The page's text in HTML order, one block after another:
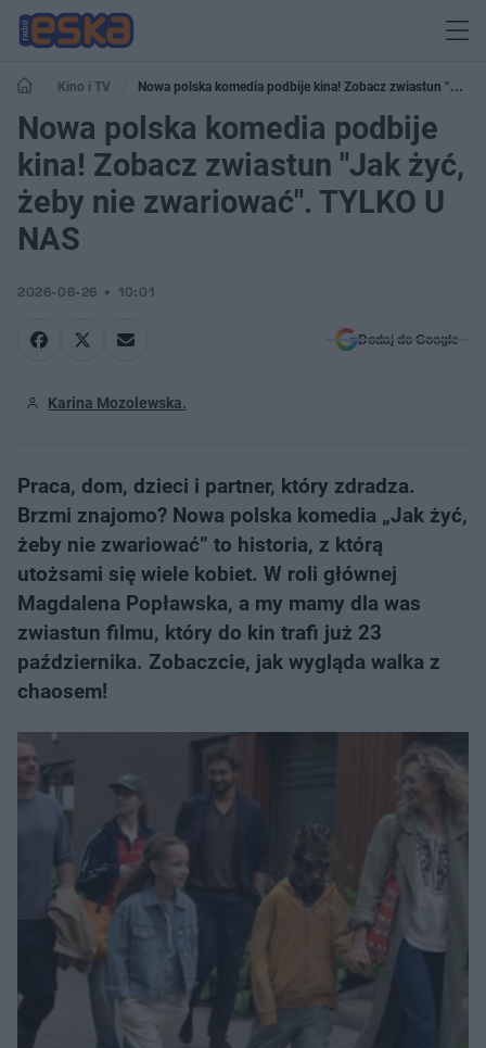
Kino i TV
Nowa polska komedia podbije kina! Zobacz zwiastun "Jak
żyć, żeby nie zwariować". TYLKO U NAS
Nowa polska komedia podbije
kina! Zobacz zwiastun "Jak żyć,
żeby nie zwariować". TYLKO U
NAS
2026-06-26 10:01
Dodaj do Google
Karina Mozolewska.
Praca, dom, dzieci i partner, który zdradza.
Brzmi znajomo? Nowa polska komedia „Jak żyć,
żeby nie zwariować” to historia, z którą
utożsami się wiele kobiet. W roli głównej
Magdalena Popławska, a my mamy dla was
zwiastun filmu, który do kin trafi już 23
października. Zobaczcie, jak wygląda walka z
chaosem!